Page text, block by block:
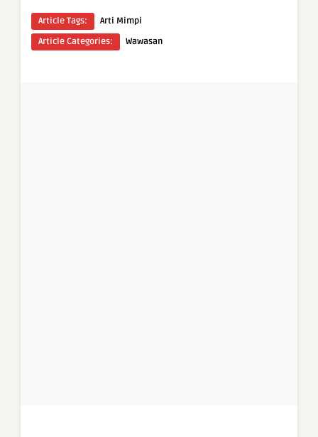
Article Tags:
Arti Mimpi
Article Categories:
Wawasan